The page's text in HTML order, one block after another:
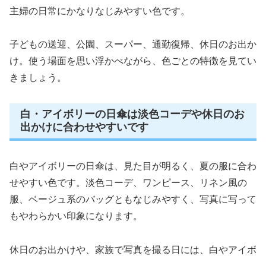
主婦の日常にかなりなじみやすい色です。
子どもの送迎、公園、スーパー、通勤復帰、休日のお出か
け。使う場面を思い浮かべながら、色ごとの特徴を見てい
きましょう。
白・アイボリーの日傘は淡色コーデや休日のお
出かけに合わせやすいです
白やアイボリーの日傘は、見た目が明るく、夏の服に合わ
せやすい色です。淡色コーデ、ワンピース、リネン風の
服、ベージュ系のバッグともなじみやすく、写真に写って
もやわらかい印象になります。
休日のお出かけや、家族で写真を撮る日には、白やアイボ